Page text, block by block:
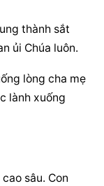
thành sắt
ủi Chúa luôn.
lòng cha mẹ
lành xuống
sâu. Con